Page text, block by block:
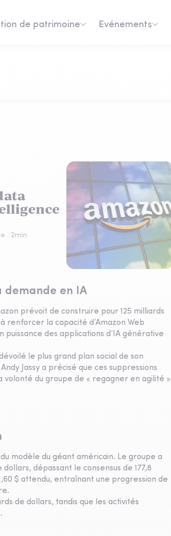
de patrimoine Evénements
: 2min
demande en IA
prévoit de construire pour 125 milliards
renforcer la capacité d’Amazon Web
des applications d’IA générative
le plus grand plan social de son
Jassy a précisé que ces suppressions
volonté du groupe de « regagner en agilité »
modèle du géant américain. Le groupe a
dépassant le consensus de 177,8
$ attendu, entraînant une progression de
de dollars, tandis que les activités